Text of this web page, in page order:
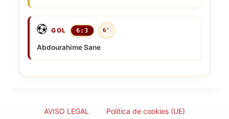
GOL 6:3 6'
Abdourahime Sane
AVISO LEGAL Política de cookies (UE)